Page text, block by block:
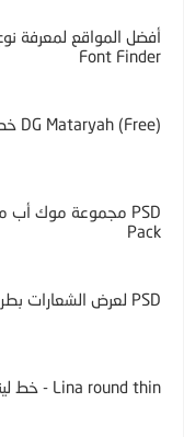
أفضل المواقع لمعرفة
Font Finder
DG Mataryah (Free) خط مطرية مجاناً
Pack
PSD لعرض الشعارات بطريقة ثلاثية الأبعاد 3D
Lina round thin - خط لينا راوند